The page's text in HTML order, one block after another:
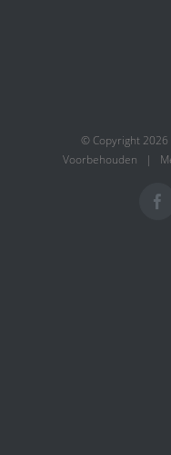
© Copyright
Voorbehouden |